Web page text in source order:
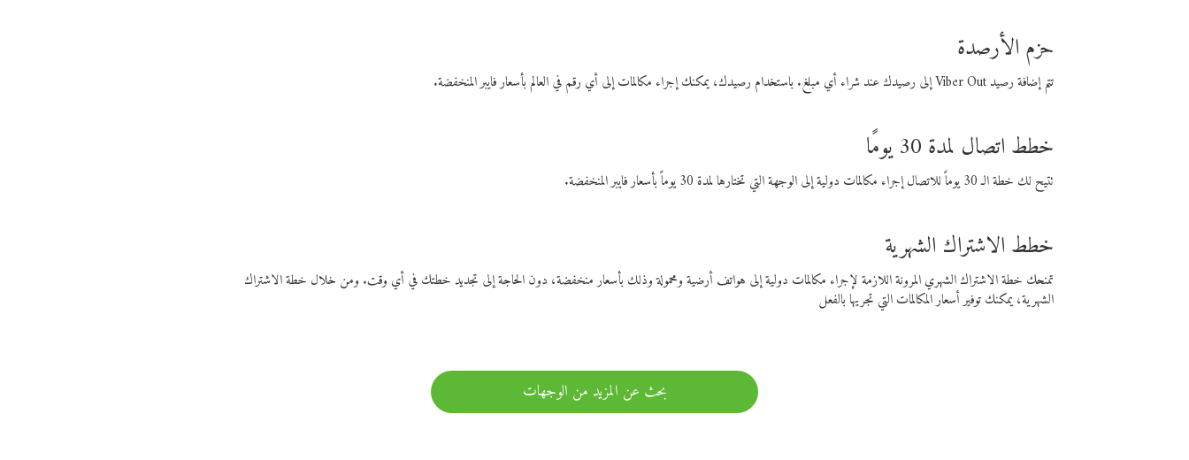
حزم الأرصدة
تتم إضافة رصيد Viber Out إلى رصيدك عند شراء أي مبلغ. باستخدام رصيدك، يمكنك إجراء مكالمات إلى أي رقم في العالم بأسعار فايبر المنخفضة.
خطط اتصال لمدة 30 يومًا
تتيح لك خطة الـ 30 يوماً للاتصال إجراء مكالمات دولية إلى الوجهة التي تختارها لمدة 30 يوماً بأسعار فايبر المنخفضة.
خطط الاشتراك الشهرية
تمنحك خطة الاشتراك الشهري المرونة اللازمة لإجراء مكالمات دولية إلى هواتف أرضية ومحمولة وذلك بأسعار منخفضة، دون الحاجة إلى تجديد خطتك في أي وقت. ومن خلال خطة الاشتراك
الشهرية، يمكنك توفير أسعار المكالمات التي تجريها بالفعل
بحث عن المزيد من الوجهات